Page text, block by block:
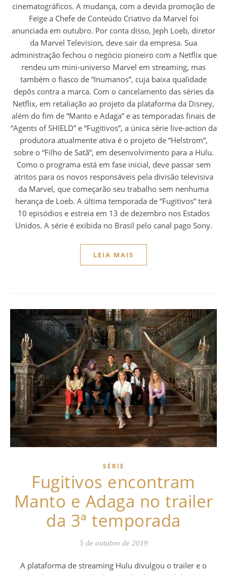
cinematográficos. A mudança, com a devida promoção de
Feige a Chefe de Conteúdo Criativo da Marvel foi
anunciada em outubro. Por conta disso, Jeph Loeb, diretor
da Marvel Television, deve sair da empresa. Sua
administração fechou o negócio pioneiro com a Netflix que
rendeu um mini-universo Marvel em streaming, mas
também o fiasco de “Inumanos”, cuja baixa qualidade
depôs contra a marca. Com o cancelamento das séries da
Netflix, em retaliação ao projeto da plataforma da Disney,
além do fim de “Manto e Adaga” e as temporadas finais de
“Agents of SHIELD” e “Fugitivos”, a única série live-action da
produtora atualmente ativa é o projeto de “Helstrom”,
sobre o “Filho de Satã”, em desenvolvimento para a Hulu.
Como o programa está em fase inicial, deve passar sem
atritos para os novos responsáveis pela divisão televisiva
da Marvel, que começarão seu trabalho sem nenhuma
herança de Loeb. A última temporada de “Fugitivos” terá
10 episódios e estreia em 13 de dezembro nos Estados
Unidos. A série é exibida no Brasil pelo canal pago Sony.
LEIA MAIS
SÉRIE
Fugitivos encontram
Manto e Adaga no trailer
da 3ª temporada
5 de outubro de 2019
A plataforma de streaming Hulu divulgou o trailer e o